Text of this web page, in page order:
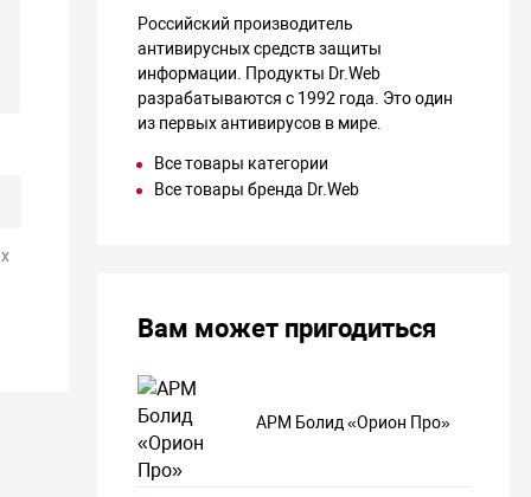
Российский производитель
антивирусных средств защиты
информации. Продукты Dr.Web
разрабатываются с 1992 года. Это один
из первых антивирусов в мире.
Все товары категории
Все товары бренда Dr.Web
Вам может пригодиться
АРМ Болид «Орион Про»